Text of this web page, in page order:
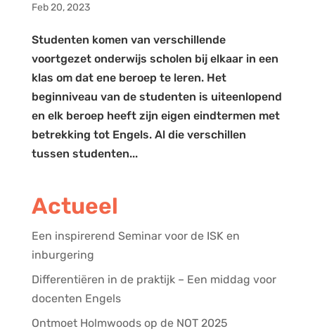
Feb 20, 2023
Studenten komen van verschillende
voortgezet onderwijs scholen bij elkaar in een
klas om dat ene beroep te leren. Het
beginniveau van de studenten is uiteenlopend
en elk beroep heeft zijn eigen eindtermen met
betrekking tot Engels. Al die verschillen
tussen studenten...
Actueel
Een inspirerend Seminar voor de ISK en
inburgering
Differentiëren in de praktijk – Een middag voor
docenten Engels
Ontmoet Holmwoods op de NOT 2025